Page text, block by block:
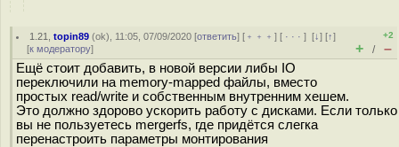
1.21 ,topin89 (ok), 11:05, 07/09/2020 [ответить] [ ﹢﹢﹢] [ · · ·][↓] [↑]
[к модератору]
+2
+ / –
Ещё стоит добавить, в новой версии либы IO
переключили на memory-mapped файлы, вместо
простых read/write и собственным внутренним хешем.
Это должно здорово ускорить работу с дисками. Если только
вы не пользуетесь mergerfs, где придётся слегка
перенастроить параметры монтирования